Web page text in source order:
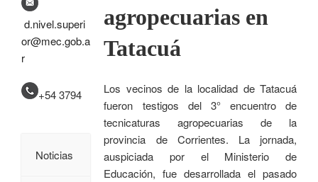
agropecuarias en
Tatacuá
Los vecinos de la localidad de Tatacuá
fueron testigos del 3° encuentro de
tecnicaturas agropecuarias de la
provincia de Corrientes. La jornada,
auspiciada por el Ministerio de
Educación, fue desarrollada el pasado
d.nivel.superi
or@mec.gob.a
r
+54 3794
Noticias